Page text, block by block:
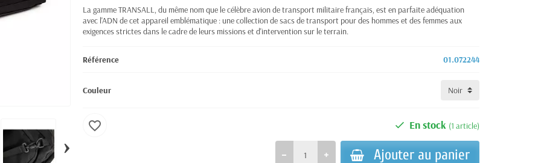
›
La gamme TRANSALL, du même nom que le célèbre avion de transport militaire français, est en parfaite adéquation
avec l'ADN de cet appareil emblématique : une collection de sacs de transport pour des hommes et des femmes aux
exigences strictes dans le cadre de leurs missions et d'intervention sur le terrain.
Référence 01.072244
Couleur
En stock (1 article)
Ajouter au panier
favorite_border